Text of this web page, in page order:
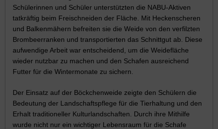
Schülerinnen und Schüler unterstützten die NABU-Aktiven
tatkräftig beim Freischneiden der Fläche. Mit Heckenscheren
und Balkenmähern befreiten sie die Weide von den verfilzten
Brombeerranken und transportierten das Schnittgut ab. Diese
aufwendige Arbeit war entscheidend, um die Weidefläche
wieder nutzbar zu machen und den Schafen ausreichend
Futter für die Wintermonate zu sichern.
Der Einsatz auf der Böckchenweide zeigte den Schülern die
Bedeutung der Landschaftspflege für die Tierhaltung und den
Erhalt traditioneller Kulturlandschaften. Durch ihre Mithilfe
wurde nicht nur ein wichtiger Lebensraum für die Schafe